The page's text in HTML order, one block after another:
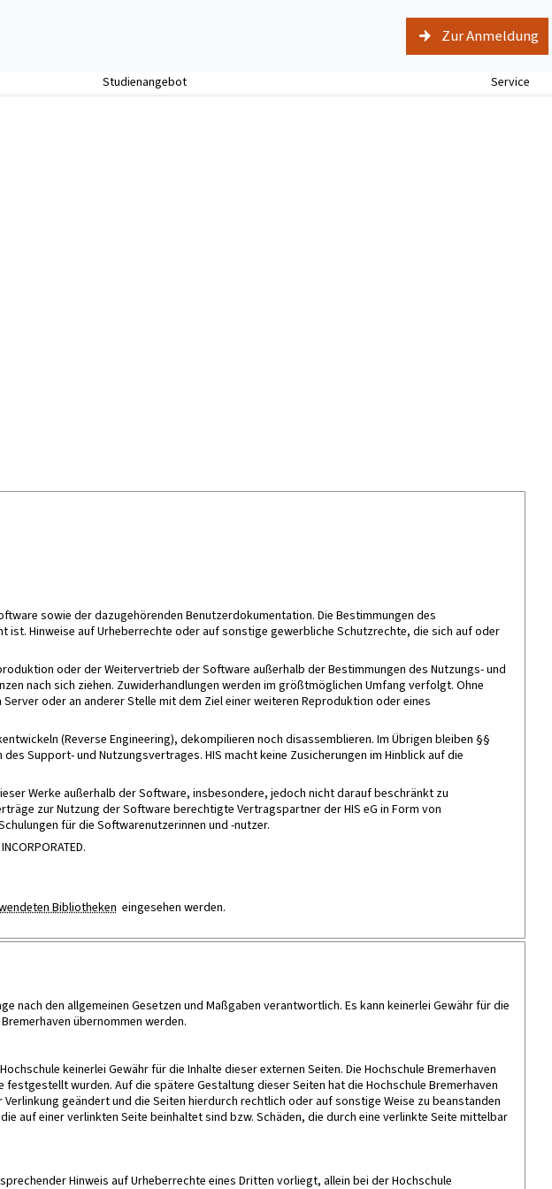
Zur Anmeldung
Studienangebot Service
sowie der dazugehörenden Benutzerdokumentation. Die Bestimmungen des
Hinweise auf Urheberrechte oder auf sonstige gewerbliche Schutzrechte, die sich auf oder
oder der Weitervertrieb der Software außerhalb der Bestimmungen des Nutzungs- und
nach sich ziehen. Zuwiderhandlungen werden im größtmöglichen Umfang verfolgt. Ohne
oder an anderer Stelle mit dem Ziel einer weiteren Reproduktion oder eines
(Reverse Engineering), dekompilieren noch disassemblieren. Im Übrigen bleiben §§
Support- und Nutzungsvertrages. HIS macht keine Zusicherungen im Hinblick auf die
Werke außerhalb der Software, insbesondere, jedoch nicht darauf beschränkt zu
zur Nutzung der Software berechtigte Vertragspartner der HIS eG in Form von
für die Softwarenutzerinnen und -nutzer.
Bibliotheken eingesehen werden.
nach den allgemeinen Gesetzen und Maßgaben verantwortlich. Es kann keinerlei Gewähr für die
übernommen werden.
keinerlei Gewähr für die Inhalte dieser externen Seiten. Die Hochschule Bremerhaven
wurden. Auf die spätere Gestaltung dieser Seiten hat die Hochschule Bremerhaven
geändert und die Seiten hierdurch rechtlich oder auf sonstige Weise zu beanstanden
auf einer verlinkten Seite beinhaltet sind bzw. Schäden, die durch eine verlinkte Seite mittelbar
Hinweis auf Urheberrechte eines Dritten vorliegt, allein bei der Hochschule